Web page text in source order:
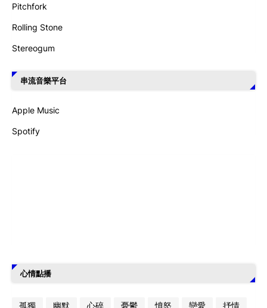
Pitchfork
Rolling Stone
Stereogum
串流音樂平台
Apple Music
Spotify
心情點播
孤獨 幽默 心碎 憂鬱 憤怒 戀愛 抒情